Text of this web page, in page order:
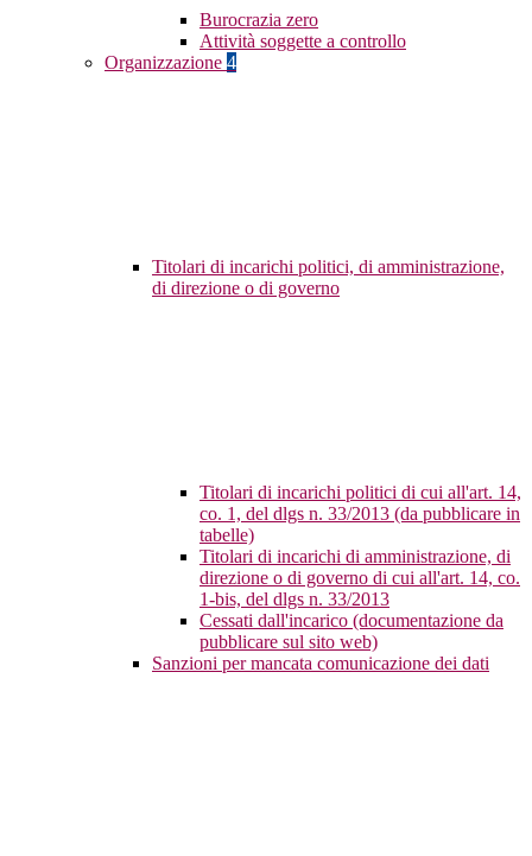
Burocrazia zero
Attività soggette a controllo
Organizzazione 4
Titolari di incarichi politici, di amministrazione,
di direzione o di governo
Titolari di incarichi politici di cui all'art. 14,
co. 1, del dlgs n. 33/2013 (da pubblicare in
tabelle)
Titolari di incarichi di amministrazione, di
direzione o di governo di cui all'art. 14, co.
1-bis, del dlgs n. 33/2013
Cessati dall'incarico (documentazione da
pubblicare sul sito web)
Sanzioni per mancata comunicazione dei dati